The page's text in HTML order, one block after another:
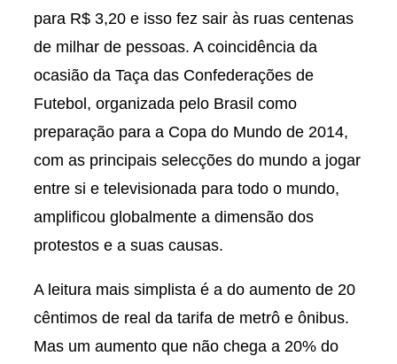
para R$ 3,20 e isso fez sair às ruas centenas
de milhar de pessoas. A coincidência da
ocasião da Taça das Confederações de
Futebol, organizada pelo Brasil como
preparação para a Copa do Mundo de 2014,
com as principais selecções do mundo a jogar
entre si e televisionada para todo o mundo,
amplificou globalmente a dimensão dos
protestos e a suas causas.
A leitura mais simplista é a do aumento de 20
cêntimos de real da tarifa de metrô e ônibus.
Mas um aumento que não chega a 20% do